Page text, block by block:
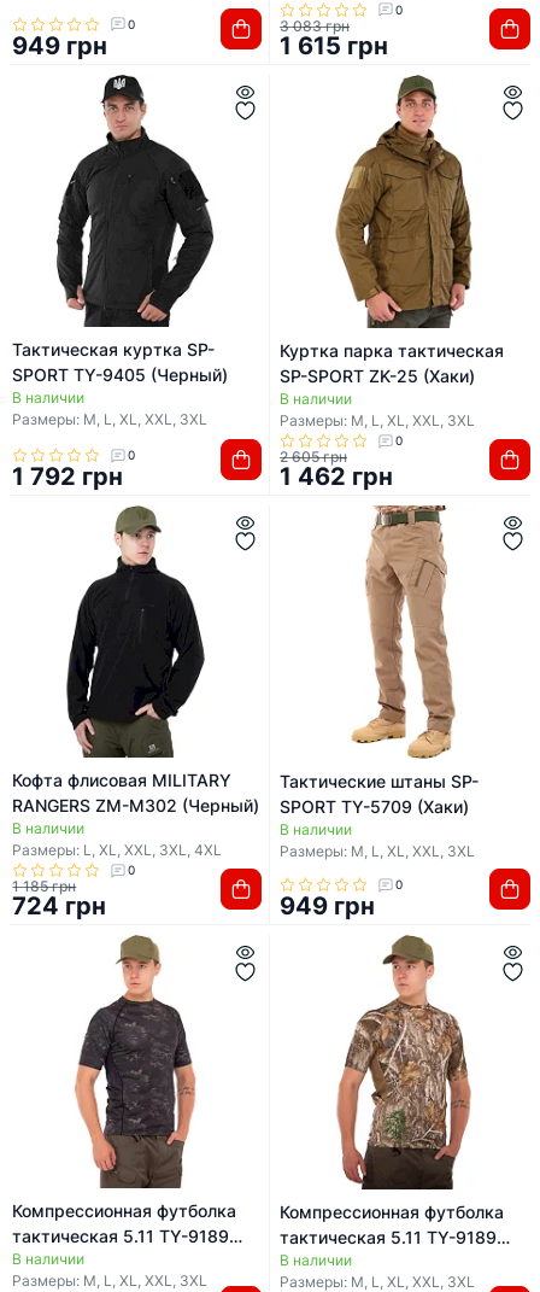
0
949 грн
0
3 083 грн
1 615 грн
Тактическая куртка SP-
SPORT TY-9405 (Черный)
В наличии
Размеры: M, L, XL, XXL, 3XL
0
1 792 грн
Куртка парка тактическая
SP-SPORT ZK-25 (Хаки)
В наличии
Размеры: M, L, XL, XXL, 3XL
0
2 605 грн
1 462 грн
Кофта флисовая MILITARY
RANGERS ZM-M302 (Черный)
В наличии
Размеры: L, XL, XXL, 3XL, 4XL
0
1 185 грн
724 грн
Тактические штаны SP-
SPORT TY-5709 (Хаки)
В наличии
Размеры: M, L, XL, XXL, 3XL
0
949 грн
Компрессионная футболка
тактическая 5.11 TY-9189
(Камуфляж Multicam Black)
В наличии
Размеры: M, L, XL, XXL, 3XL
Компрессионная футболка
тактическая 5.11 TY-9189
(Камуфляж Лес)
В наличии
Размеры: M, L, XL, XXL, 3XL